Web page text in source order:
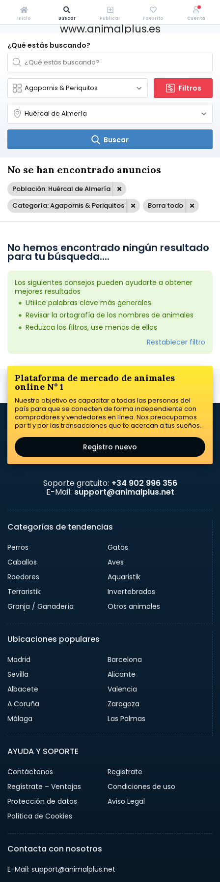
www.animalplus.es
¿Qué estás buscando?
Filtros
Buscar
No se han encontrado anuncios
Población: Huércal de Almería
Categoría: Agapornis & Periquitos
Borra todo
No hemos encontrado ningún resultado
para tu búsqueda....
Los siguientes consejos pueden ayudarte a obtener
mejores resultados
Utilice palabras clave más generales
Revisar la ortografía de los nombres de animales
Reduzca los filtros, use menos de ellos
Restablecer filtro
Plataforma de mercado de animales
online Nº 1
Nuestro objetivo es capacitar a todas las personas del
país para que se conecten de forma independiente con
compradores y vendedores en línea. Nos preocupamos
por ti y por las transacciones que te acercan a tus sueños.
Registro nuevo
Soporte gratuito: +34 902 996 356
E-Mail: support@animalplus.net
Categorías de tendencias
Perros
Gatos
Caballos
Aves
Roedores
Aquaristik
Terraristik
Invertebrados
Granja / Ganadería
Otros animales
Ubicaciones populares
Madrid
Barcelona
Sevilla
Alicante
Albacete
Valencia
A Coruña
Zaragoza
Málaga
Las Palmas
AYUDA Y SOPORTE
Contáctenos
Registrate
Regístrate – Ventajas
Condiciones de uso
Protección de datos
Aviso Legal
Política de Cookies
Contacta con nosotros
E-Mail: support@animalplus.net
Inicio Buscar Publicar Favorito Cuenta